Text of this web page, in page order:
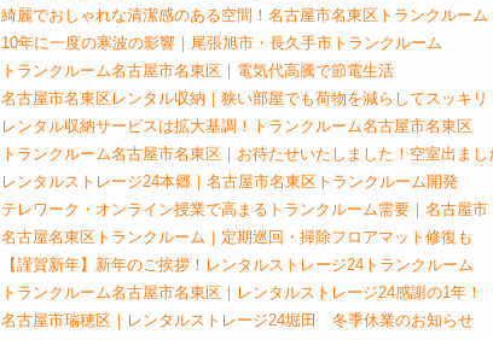
綺麗でおしゃれな清潔感のある空間！名古屋市名東区トランクルーム
10年に一度の寒波の影響｜尾張旭市・長久手市トランクルーム
トランクルーム名古屋市名東区｜電気代高騰で節電生活
名古屋市名東区レンタル収納｜狭い部屋でも荷物を減らしてスッキリ
レンタル収納サービスは拡大基調！トランクルーム名古屋市名東区
トランクルーム名古屋市名東区｜お待たせいたしました！空室出まし
レンタルストレージ24本郷｜名古屋市名東区トランクルーム開発
テレワーク・オンライン授業で高まるトランクルーム需要｜名古屋市
名古屋名東区トランクルーム｜定期巡回・掃除フロアマット修復も
【謹賀新年】新年のご挨拶！レンタルストレージ24トランクルーム
トランクルーム名古屋市名東区｜レンタルストレージ24感謝の1年！
名古屋市瑞穂区｜レンタルストレージ24堀田 冬季休業のお知らせ